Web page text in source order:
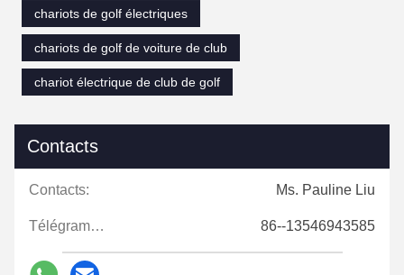
chariots de golf électriques
chariots de golf de voiture de club
chariot électrique de club de golf
Contacts
Contacts: Ms. Pauline Liu
Télégramme: 86--13546943585